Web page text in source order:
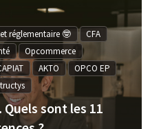
réglementaire 🤓
CFA
Opcommerce
AKTO
OPCO EP
sont les 11